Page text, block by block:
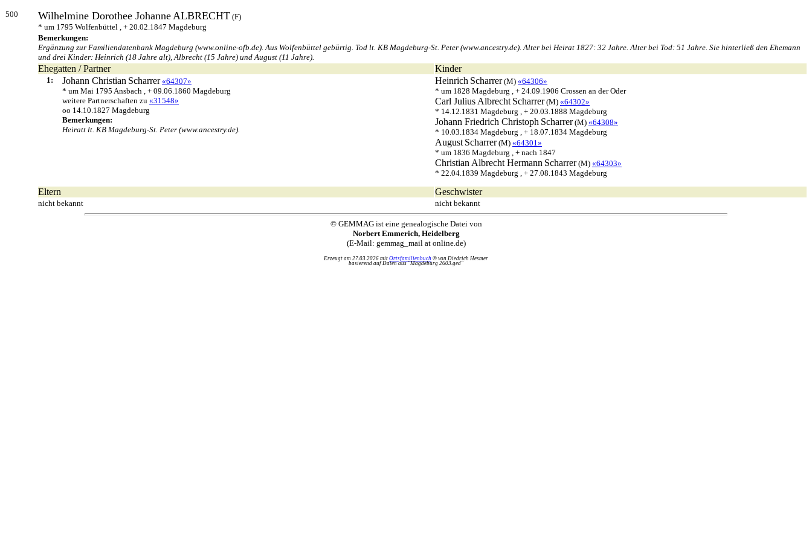
500 Wilhelmine Dorothee JohanneALBRECHT (F)
* um 1795 Wolfenbüttel , + 20.02.1847 Magdeburg
Bemerkungen:
Ergänzung zur Familiendatenbank Magdeburg (www.online-ofb.de). Aus Wolfenbüttel gebürtig. Tod lt. KB Magdeburg-St. Peter (www.ancestry.de). Alter bei Heirat 1827: 32 Jahre. Alter bei Tod: 51 Jahre. Sie hinterließ den Ehemann
und drei Kinder: Heinrich (18 Jahre alt), Albrecht (15 Jahre) und August (11 Jahre).
Ehegatten / Partner Kinder
1: Johann Christian Scharrer «64307»
* um Mai 1795 Ansbach , + 09.06.1860 Magdeburg
weitere Partnerschaften zu «31548»
oo 14.10.1827 Magdeburg
Bemerkungen:
Heiratt lt. KB Magdeburg-St. Peter (www.ancestry.de).
Heinrich Scharrer(M) «64306»
* um 1828 Magdeburg , + 24.09.1906 Crossen an der Oder
Carl Julius Albrecht Scharrer(M) «64302»
* 14.12.1831 Magdeburg , + 20.03.1888 Magdeburg
Johann Friedrich Christoph Scharrer(M) «64308»
* 10.03.1834 Magdeburg , + 18.07.1834 Magdeburg
August Scharrer(M) «64301»
* um 1836 Magdeburg , + nach 1847
Christian Albrecht Hermann Scharrer(M) «64303»
* 22.04.1839 Magdeburg , + 27.08.1843 Magdeburg
Eltern Geschwister
nicht bekannt nicht bekannt
© GEMMAG ist eine genealogische Datei von
Norbert Emmerich, Heidelberg
(E-Mail: gemmag_mail at online.de)
Erzeugt am 27.03.2026 mit Ortsfamilienbuch © von Diedrich Hesmer
basierend auf Daten aus "Magdeburg 2603.ged"